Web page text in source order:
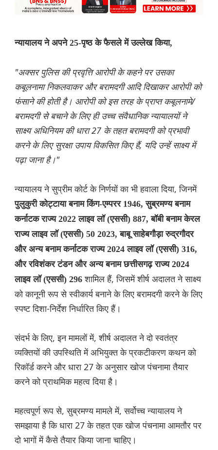
न्यायालय ने अपने 25-पृष्ठ के फैसले में उल्लेख किया,
"अक्सर पुलिस की प्रवृत्ति आरोपी के कहने पर उसका
कबूलनामा निकलवाकर और बरामदगी आदि दिखाकर आरोपी को
फंसाने की होती है। आरोपी को इस तरह के प्राप्त कबूलनामे/
बरामदगी से बचाने के लिए ही उच्च संवैधानिक न्यायालयों ने
साक्ष्य अधिनियम की धारा 27 के तहत बरामदगी को प्रभावी
करने के लिए सुरक्षा उपाय विकसित किए हैं, यदि उन्हें साक्ष्य में
पढ़ा जाना है।"
न्यायालय ने सुप्रीम कोर्ट के निर्णयों का भी हवाला दिया, जिनमें
पुलुकुरी कोट्टाया बनाम किंग-एम्परर 1946, सुब्रमण्य बनाम
कर्नाटक राज्य 2022 लाइव लॉ (एससी) 887, बॉबी बनाम केरल
राज्य लाइव लॉ (एससी) 50 2023, बाबू साहेबगौड़ा रुद्रगौदर
और अन्य बनाम कर्नाटक राज्य 2024 लाइव लॉ (एससी) 316,
और रविशंकर टंडन और अन्य बनाम छत्तीसगढ़ राज्य 2024
लाइव लॉ (एससी) 296शामिल हैं, जिसमें शीर्ष अदालत ने साक्ष्य
को कानूनी रूप से स्वीकार्य बनाने के लिए बरामदगी करने के लिए
स्पष्ट दिशा-निर्देश निर्धारित किए हैं।
संदर्भ के लिए, इन मामलों में, शीर्ष अदालत ने दो स्वतंत्र
व्यक्तियों की उपस्थिति में अभियुक्त के प्रकटीकरण कथन को
रिकॉर्ड करने और धारा 27 के अनुसार खोज पंचनामा तैयार
करने को प्राथमिक महत्व दिया है।
महत्वपूर्ण रूप से, सुब्रमण्य मामले में, सर्वोच्च न्यायालय ने
समझाया है कि धारा 27 के तहत एक खोज पंचनामा आमतौर पर
दो भागों में कैसे तैयार किया जाना चाहिए।